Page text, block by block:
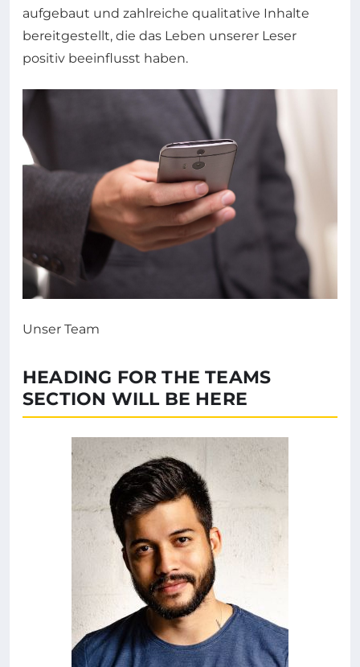
aufgebaut und zahlreiche qualitative Inhalte
bereitgestellt, die das Leben unserer Leser
positiv beeinflusst haben.
Unser Team
HEADING FOR THE TEAMS
SECTION WILL BE HERE